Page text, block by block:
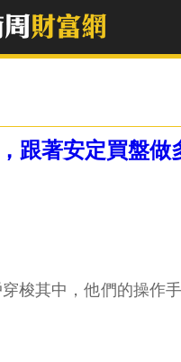
跟著安定買盤做
梭其中，他們的操作